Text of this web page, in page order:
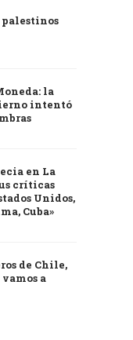
la
intentó
en La
críticas
Unidos,
Cuba»
de Chile,
vamos a